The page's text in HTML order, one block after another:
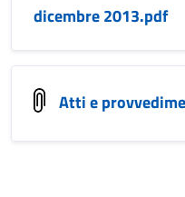
dicembre 2013.pdf
Atti e